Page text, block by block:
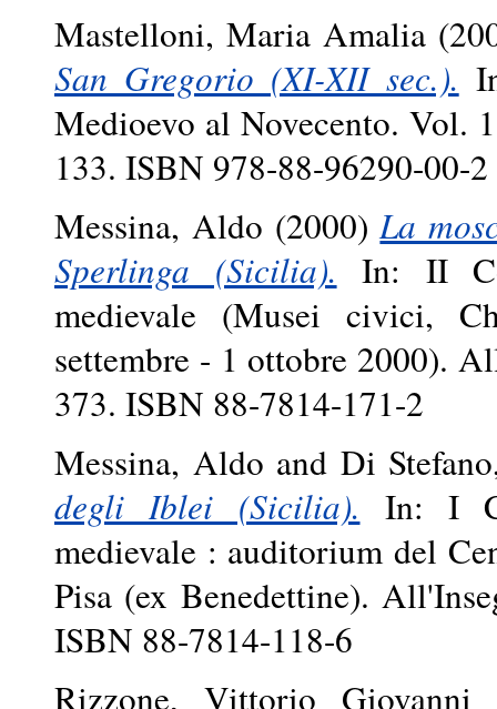
Mastelloni, Maria Amalia
San Gregorio (XI-XII sec.).
Medioevo al Novecento. Vol.
133. ISBN 978-88-96290-00-2
Messina, Aldo (2000)La
Sperlinga (Sicilia). In: II
medievale (Musei civici,
settembre - 1 ottobre 2000).
373. ISBN 88-7814-171-2
Messina, Aldo and Di
degli Iblei (Sicilia). In: I
medievale : auditorium del
Pisa (ex Benedettine).
ISBN 88-7814-118-6
Rizzone, Vittorio Giovanni